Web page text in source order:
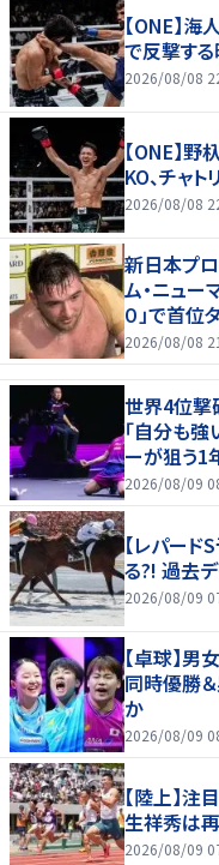
【ONE】海
で反撃する
2026/08/08
【ONE】野
KO、チャ
2026/08/08
新日本プロ
ム・ニュー
０」で首位
2026/08/08
世界4位撃
「自分も
ーが狙う1
横浜2026】
2026/08/09
【レパー
る?! 過去
2026/08/09
【卓球】
同時優勝
か
2026/08/09
【陸上】
生祥秀は
2026/08/09